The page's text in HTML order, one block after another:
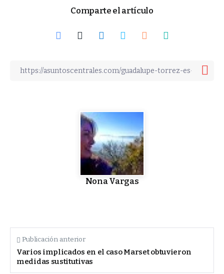
Comparte el artículo
Nona Vargas
Publicación anterior
Varios implicados en el caso Marset obtuvieron
medidas sustitutivas